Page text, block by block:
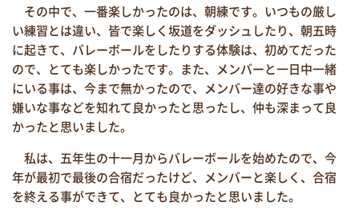
その中で、一番楽しかったのは、朝練です。いつもの厳し
い練習とは違い、皆で楽しく坂道をダッシュしたり、朝五時
に起きて、バレーボールをしたりする体験は、初めてだった
ので、とても楽しかったです。また、メンバーと一日中一緒
にいる事は、今まで無かったので、メンバー達の好きな事や
嫌いな事などを知れて良かったと思ったし、仲も深まって良
かったと思いました。
私は、五年生の十一月からバレーボールを始めたので、今
年が最初で最後の合宿だったけど、メンバーと楽しく、合宿
を終える事ができて、とても良かったと思いました。